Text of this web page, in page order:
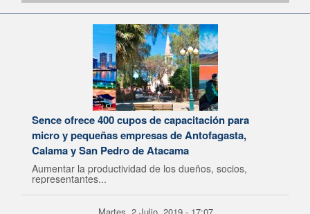
Sence ofrece 400 cupos de capacitación para
micro y pequeñas empresas de Antofagasta,
Calama y San Pedro de Atacama
Aumentar la productividad de los dueños, socios,
representantes...